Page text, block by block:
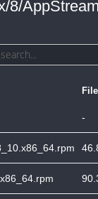
8/
-